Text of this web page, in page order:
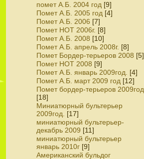
помет А.Б. 2004 год [9]
Помет А.Б. 2005 год [4]
Помет А.Б. 2006 [7]
Помет НОТ 2006г. [8]
Помет А.Б. 2008 [10]
Помет А.Б. апрель 2008г. [8]
Помет Бордер-терьеров 2008 [5]
Помет НОТ 2008 [9]
Помет А.Б. январь 2009год.
[4]
Помет А.Б. март 2009 год [12]
Помет бордер-терьеров 2009год
[18]
Миниатюрный бультерьер
2009год.
[17]
миниатюрный бультерьер-
декабрь 2009 [11]
миниатюрный бультерьер
январь 2010г [9]
Американский бульдог